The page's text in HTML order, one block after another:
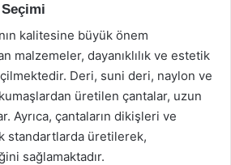
kalitesine büyük önem
malzemeler, dayanıklılık ve estetik
Deri, suni deri, naylon ve
üretilen çantalar, uzun
Ayrıca, çantaların dikişleri ve
standartlarda üretilerek,
sağlamaktadır.